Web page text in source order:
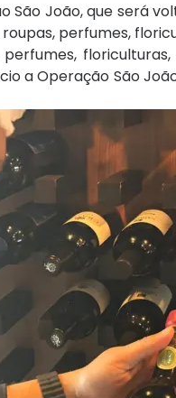
São João, que será
perfumes,
a Operação São